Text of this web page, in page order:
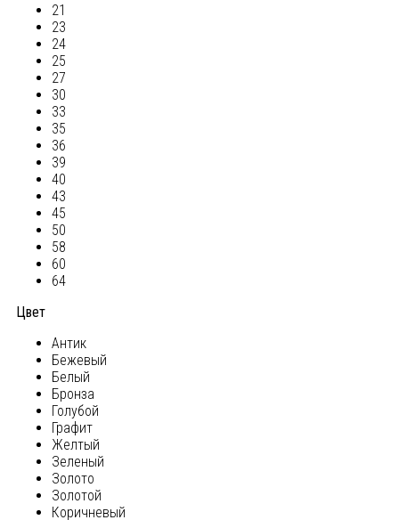
21
23
24
25
27
30
33
35
36
39
40
43
45
50
58
60
64
Цвет
Антик
Бежевый
Белый
Бронза
Голубой
Графит
Желтый
Зеленый
Золото
Золотой
Коричневый